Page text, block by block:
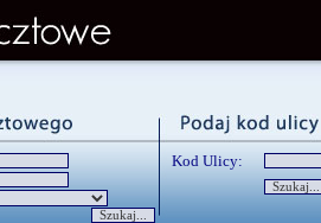
Kod Ulicy: